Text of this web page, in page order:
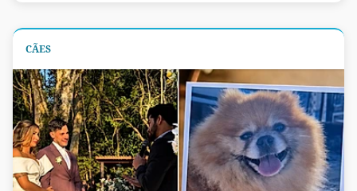
CÃES